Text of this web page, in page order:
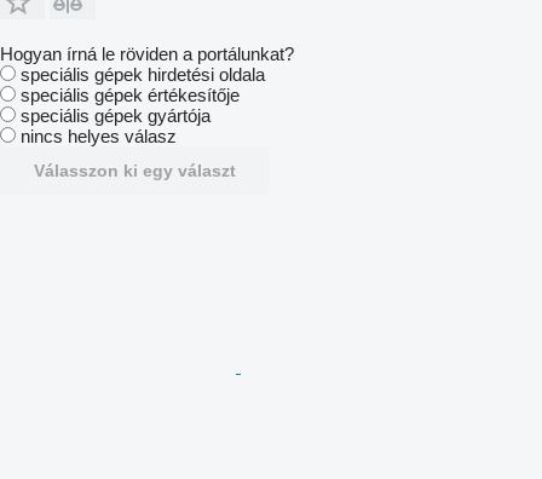
Hogyan írná le röviden a portálunkat?
speciális gépek hirdetési oldala
speciális gépek értékesítője
speciális gépek gyártója
nincs helyes válasz
Válasszon ki egy választ